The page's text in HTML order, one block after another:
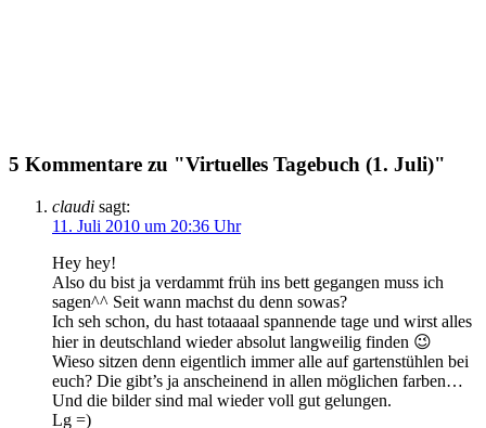
5 Kommentare zu "Virtuelles Tagebuch (1. Juli)"
claudi sagt:
11. Juli 2010 um 20:36 Uhr
Hey hey!
Also du bist ja verdammt früh ins bett gegangen muss ich
sagen^^ Seit wann machst du denn sowas?
Ich seh schon, du hast totaaaal spannende tage und wirst alles
hier in deutschland wieder absolut langweilig finden 😉
Wieso sitzen denn eigentlich immer alle auf gartenstühlen bei
euch? Die gibt’s ja anscheinend in allen möglichen farben…
Und die bilder sind mal wieder voll gut gelungen.
Lg =)